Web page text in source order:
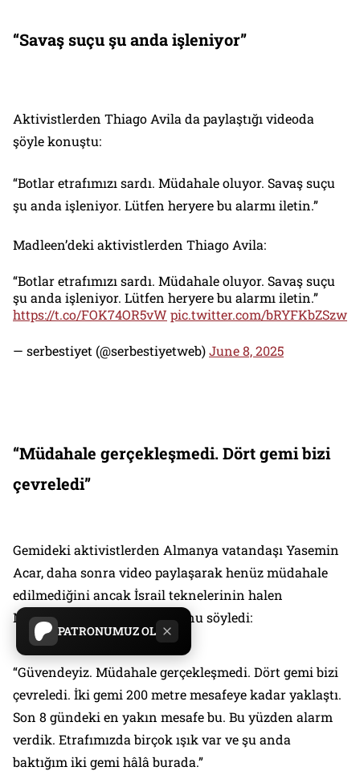
PATRONUMUZ OL
“Savaş suçu şu anda işleniyor”
Aktivistlerden Thiago Avila da paylaştığı videoda
şöyle konuştu:
“Botlar etrafımızı sardı. Müdahale oluyor. Savaş suçu
şu anda işleniyor. Lütfen heryere bu alarmı iletin.”
Madleen’deki aktivistlerden Thiago Avila:
“Botlar etrafımızı sardı. Müdahale oluyor. Savaş suçu
şu anda işleniyor. Lütfen heryere bu alarmı iletin.”
https://t.co/FOK74OR5vW pic.twitter.com/bRYFKbZSzw
— serbestiyet (@serbestiyetweb)June 8, 2025
“Müdahale gerçekleşmedi. Dört gemi bizi
çevreledi”
Gemideki aktivistlerden Almanya vatandaşı Yasemin
Acar, daha sonra video paylaşarak henüz müdahale
edilmediğini ancak İsrail teknelerinin halen
Madleen’in etrafında olduğunu söyledi:
“Güvendeyiz. Müdahale gerçekleşmedi. Dört gemi bizi
çevreledi. İki gemi 200 metre mesafeye kadar yaklaştı.
Son 8 gündeki en yakın mesafe bu. Bu yüzden alarm
verdik. Etrafımızda birçok ışık var ve şu anda
baktığım iki gemi hâlâ burada.”